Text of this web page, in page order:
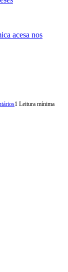
acesa nos
1 Leitura mínima